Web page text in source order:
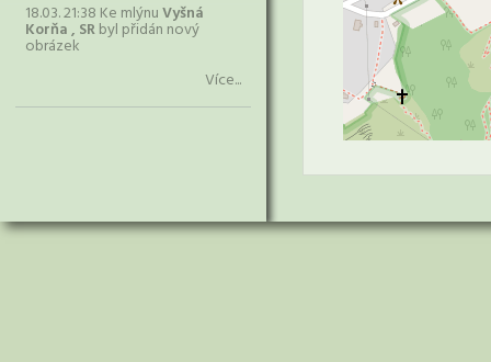
18.03. 21:38 Ke mlýnuVyšná
Korňa , SRbyl přidán nový
obrázek
Více...